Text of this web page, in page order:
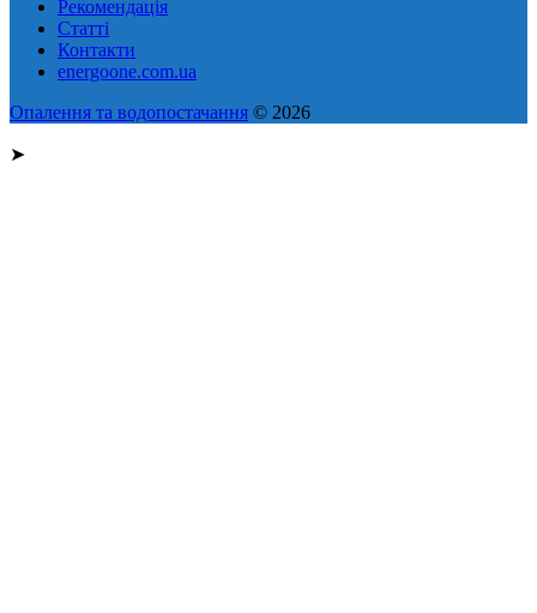
Рекомендація
Статті
Контакти
energoone.com.ua
Опалення та водопостачання © 2026
➤